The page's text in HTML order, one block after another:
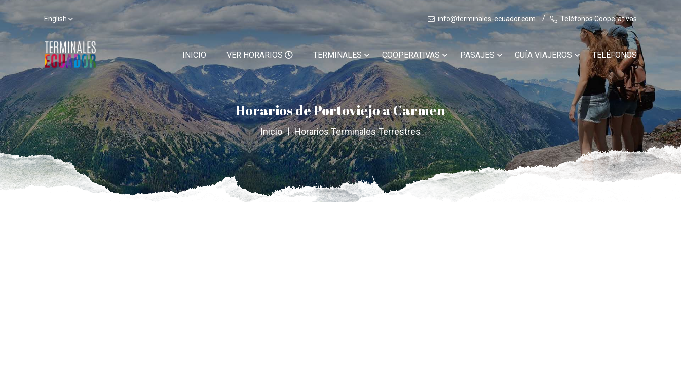
English info@terminales-ecuador.com Teléfonos Cooperativas
INICIO VER HORARIOS TERMINALES COOPERATIVAS PASAJES GUÍA VIAJEROS TELÉFONOS
Horarios de Portoviejo a Carmen
Inicio Horarios Terminales Terrestres